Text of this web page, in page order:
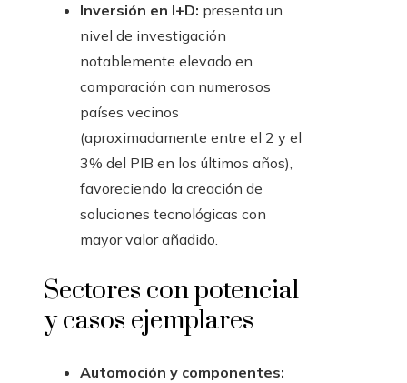
Inversión en I+D: presenta un
nivel de investigación
notablemente elevado en
comparación con numerosos
países vecinos
(aproximadamente entre el 2 y el
3% del PIB en los últimos años),
favoreciendo la creación de
soluciones tecnológicas con
mayor valor añadido.
Sectores con potencial
y casos ejemplares
Automoción y componentes: